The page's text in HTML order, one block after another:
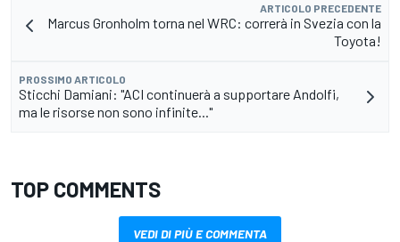
ARTICOLO PRECEDENTE
Marcus Gronholm torna nel WRC: correrà in Svezia con la
Toyota!
PROSSIMO ARTICOLO
Sticchi Damiani: "ACI continuerà a supportare Andolfi,
ma le risorse non sono infinite..."
TOP COMMENTS
VEDI DI PIÙ E COMMENTA